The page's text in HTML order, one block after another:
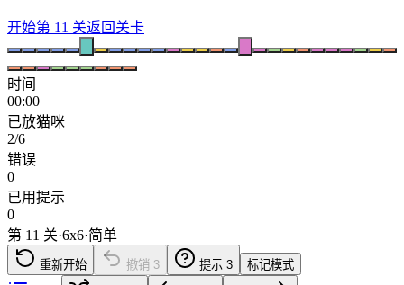
开始第 11 关返回关卡
时间
00:00
已放猫咪
2/6
错误
0
已用提示
0
第 11 关·6x6·简单
重新开始 撤销 3 提示 3 标记模式